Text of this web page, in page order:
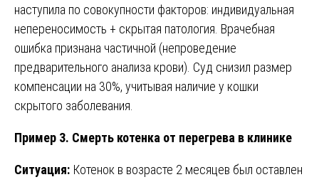
наступила по совокупности факторов: индивидуальная
непереносимость + скрытая патология. Врачебная
ошибка признана частичной (непроведение
предварительного анализа крови). Суд снизил размер
компенсации на 30%, учитывая наличие у кошки
скрытого заболевания.
Пример 3. Смерть котенка от перегрева в клинике
Ситуация: Котенок в возрасте 2 месяцев был оставлен